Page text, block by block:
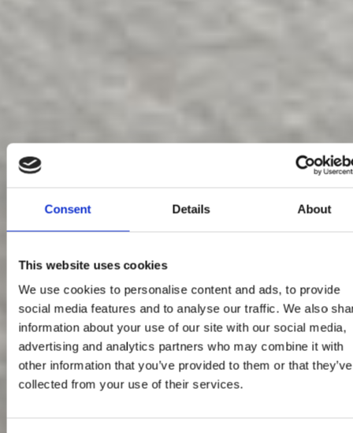
Consent Details About
This website uses cookies
We use cookies to personalise content and ads, to provide
social media features and to analyse our traffic. We also
information about your use of our site with our social media,
advertising and analytics partners who may combine it with
other information that you’ve provided to them or that they’ve
collected from your use of their services.